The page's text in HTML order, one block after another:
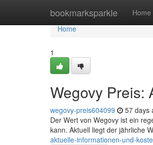
bookmarksparkle Home
Home
Home
1
Wegovy Preis:
wegovy-preis604099 57 days
Der Wert von Wegovy ist ein
kann. Aktuell liegt der jährliche
aktuelle-informationen-und-